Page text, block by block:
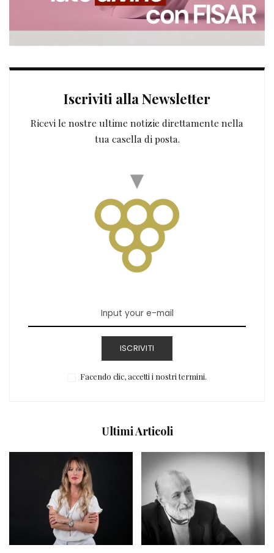
Iscriviti alla Newsletter
Ricevi le nostre ultime notizie direttamente nella
tua casella di posta.
ISCRIVITI
Facendo clic, accetti i nostri termini.
Ultimi Articoli